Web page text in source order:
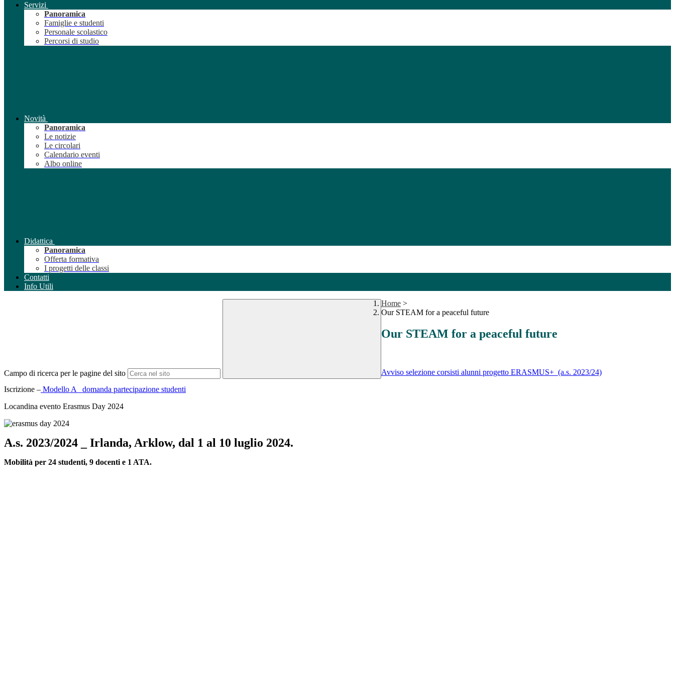
Servizi
Panoramica
Famiglie e studenti
Personale scolastico
Percorsi di studio
Novità
Panoramica
Le notizie
Le circolari
Calendario eventi
Albo online
Didattica
Panoramica
Offerta formativa
I progetti delle classi
Contatti
Info Utili
Campo di ricerca per le pagine del sito
Home >
Our STEAM for a peaceful future
Our STEAM for a peaceful future
Avviso selezione corsisti alunni progetto ERASMUS+ (a.s. 2023/24)
Iscrizione – Modello A _domanda partecipazione studenti
Locandina evento Erasmus Day 2024
A.s. 2023/2024 _ Irlanda, Arklow, dal 1 al 10 luglio 2024.
Mobilità per 24 studenti, 9 docenti e 1 ATA.